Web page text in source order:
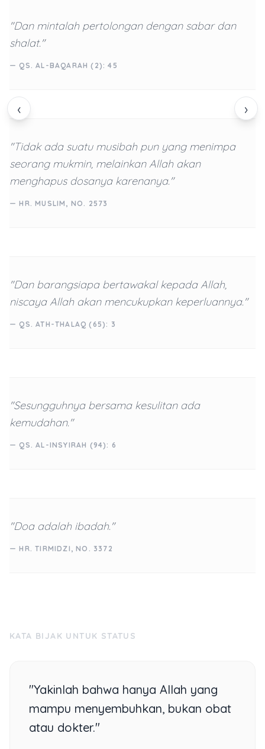
‹ ›
"Dan mintalah pertolongan dengan sabar dan
shalat."
— QS. AL-BAQARAH (2): 45
"Tidak ada suatu musibah pun yang menimpa
seorang mukmin, melainkan Allah akan
menghapus dosanya karenanya."
— HR. MUSLIM, NO. 2573
"Dan barangsiapa bertawakal kepada Allah,
niscaya Allah akan mencukupkan keperluannya."
— QS. ATH-THALAQ (65): 3
"Sesungguhnya bersama kesulitan ada
kemudahan."
— QS. AL-INSYIRAH (94): 6
"Doa adalah ibadah."
— HR. TIRMIDZI, NO. 3372
KATA BIJAK UNTUK STATUS
"Yakinlah bahwa hanya Allah yang
mampu menyembuhkan, bukan obat
atau dokter."